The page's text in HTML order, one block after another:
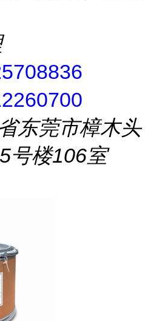
东莞市樟木头
号楼106室